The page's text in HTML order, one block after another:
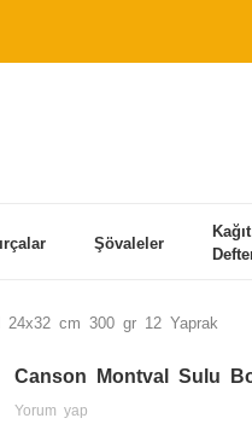
Şövaleler
24x32 cm 300 gr 12 Yaprak
Canson Montval Sulu
Yorum yap